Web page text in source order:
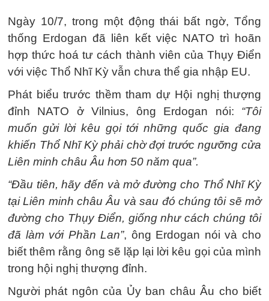
Ngày 10/7, trong một động thái bất ngờ, Tổng
thống Erdogan đã liên kết việc NATO trì hoãn
hợp thức hoá tư cách thành viên của Thụy Điển
với việc Thổ Nhĩ Kỳ vẫn chưa thể gia nhập EU.
Phát biểu trước thềm tham dự Hội nghị thượng
đỉnh NATO ở Vilnius, ông Erdogan nói: “Tôi
muốn gửi lời kêu gọi tới những quốc gia đang
khiến Thổ Nhĩ Kỳ phải chờ đợi trước ngưỡng cửa
Liên minh châu Âu hơn 50 năm qua”.
“Đầu tiên, hãy đến và mở đường cho Thổ Nhĩ Kỳ
tại Liên minh châu Âu và sau đó chúng tôi sẽ mở
đường cho Thụy Điển, giống như cách chúng tôi
đã làm với Phần Lan”, ông Erdogan nói và cho
biết thêm rằng ông sẽ lặp lại lời kêu gọi của mình
trong hội nghị thượng đỉnh.
Người phát ngôn của Ủy ban châu Âu cho biết